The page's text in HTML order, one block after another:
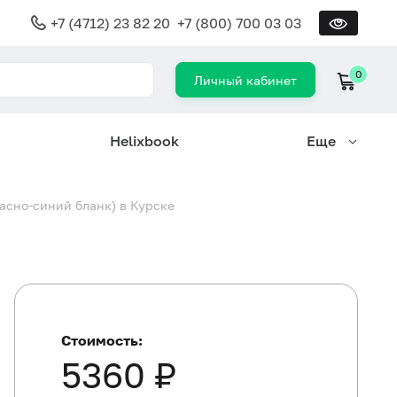
+7 (4712) 23 82 20 +7 (800) 700 03 03
Личный кабинет 0
Helixbook Еще
синий бланк) в Курске
Стоимость:
5360 ₽